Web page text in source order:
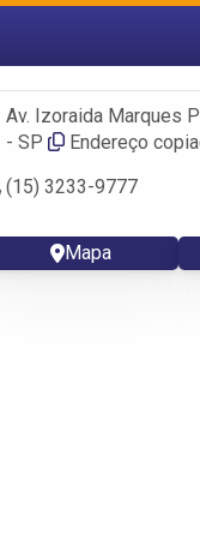
Fazer login
Criar conta
Av. Izoraida Marques
- SP
Endereço
(15) 3233-9777
Mapa